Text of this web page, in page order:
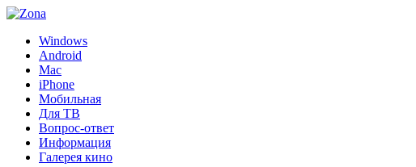
Windows
Android
Mac
iPhone
Мобильная
Для ТВ
Вопрос-ответ
Информация
Галерея кино